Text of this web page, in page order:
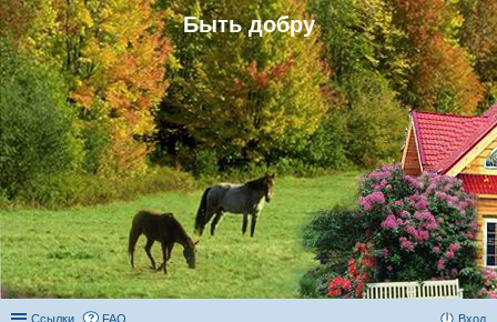
Быть добру
Ссылки FAQ Вход